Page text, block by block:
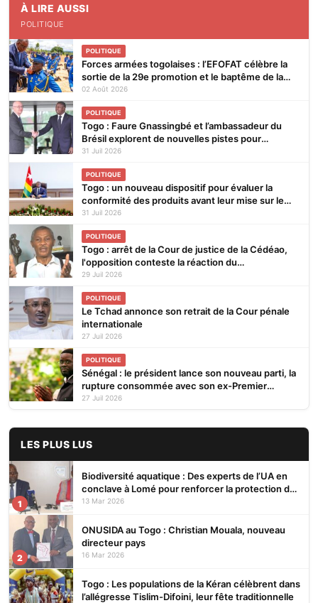
À LIRE AUSSI
POLITIQUE
POLITIQUE
Forces armées togolaises : l’EFOFAT célèbre la
sortie de la 29e promotion et le baptême de la
30e
02 Août 2026
POLITIQUE
Togo : Faure Gnassingbé et l’ambassadeur du
Brésil explorent de nouvelles pistes pour
renforcer la coopération bilatérale
31 Juil 2026
POLITIQUE
Togo : un nouveau dispositif pour évaluer la
conformité des produits avant leur mise sur le
marché
31 Juil 2026
POLITIQUE
Togo : arrêt de la Cour de justice de la Cédéao,
l'opposition conteste la réaction du
gouvernement
29 Juil 2026
POLITIQUE
Le Tchad annonce son retrait de la Cour pénale
internationale
27 Juil 2026
POLITIQUE
Sénégal : le président lance son nouveau parti, la
rupture consommée avec son ex-Premier
ministre
27 Juil 2026
LES PLUS LUS
1
Biodiversité aquatique : Des experts de l’UA en
conclave à Lomé pour renforcer la protection des
écosystèmes
13 Mar 2026
2
ONUSIDA au Togo : Christian Mouala, nouveau
directeur pays
16 Mar 2026
Togo : Les populations de la Kéran célèbrent dans
l’allégresse Tislim-Difoini, leur fête traditionnelle